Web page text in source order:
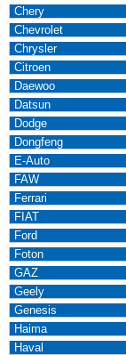
Chery
Chevrolet
Chrysler
Citroen
Daewoo
Datsun
Dodge
Dongfeng
E-Auto
FAW
Ferrari
FIAT
Ford
Foton
GAZ
Geely
Genesis
Haima
Haval